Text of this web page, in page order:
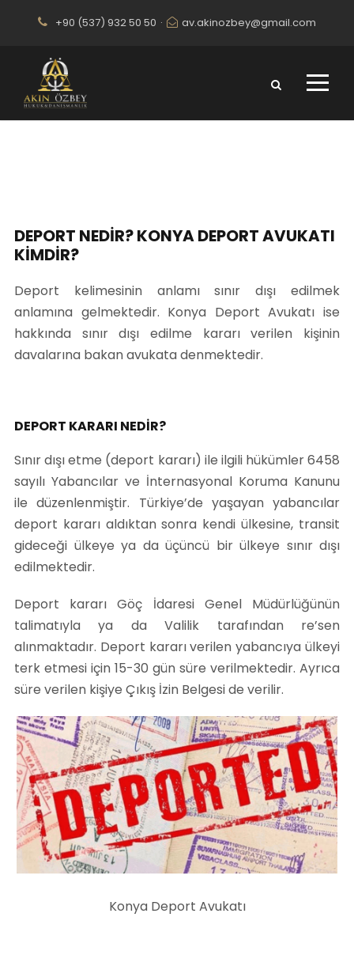
+90 (537) 932 50 50 · av.akinozbey@gmail.com
DEPORT NEDİR? KONYA DEPORT AVUKATI
KİMDİR?
Deport kelimesinin anlamı sınır dışı edilmek
anlamına gelmektedir. Konya Deport Avukatı ise
hakkında sınır dışı edilme kararı verilen kişinin
davalarına bakan avukata denmektedir.
DEPORT KARARI NEDİR?
Sınır dışı etme (deport kararı) ile ilgili hükümler 6458
sayılı Yabancılar ve İnternasyonal Koruma Kanunu
ile düzenlenmiştir. Türkiye’de yaşayan yabancılar
deport kararı aldıktan sonra kendi ülkesine, transit
gideceği ülkeye ya da üçüncü bir ülkeye sınır dışı
edilmektedir.
Deport kararı Göç İdaresi Genel Müdürlüğünün
talimatıyla ya da Valilik tarafından re’sen
alınmaktadır. Deport kararı verilen yabancıya ülkeyi
terk etmesi için 15-30 gün süre verilmektedir. Ayrıca
süre verilen kişiye Çıkış İzin Belgesi de verilir.
Konya Deport Avukatı